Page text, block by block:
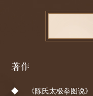
著作
《陈氏太极拳图说